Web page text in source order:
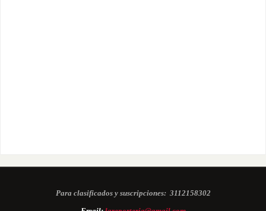
Para clasificados y suscripciones: 3112158302